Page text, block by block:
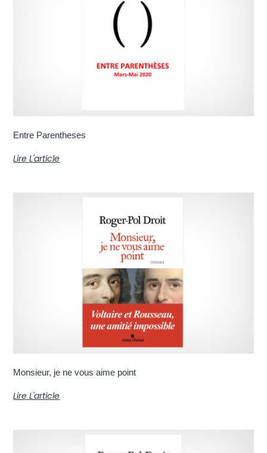
Entre Parentheses
Lire L'article
Monsieur, je ne vous aime point
Lire L'article